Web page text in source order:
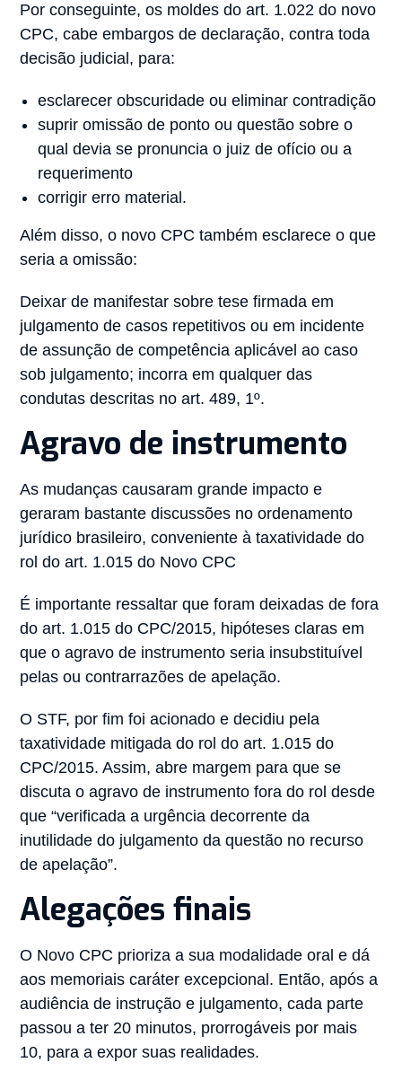
Por conseguinte, os moldes do art. 1.022 do novo
CPC, cabe embargos de declaração, contra toda
decisão judicial, para:
esclarecer obscuridade ou eliminar contradição
suprir omissão de ponto ou questão sobre o
qual devia se pronuncia o juiz de ofício ou a
requerimento
corrigir erro material.
Além disso, o novo CPC também esclarece o que
seria a omissão:
Deixar de manifestar sobre tese firmada em
julgamento de casos repetitivos ou em incidente
de assunção de competência aplicável ao caso
sob julgamento; incorra em qualquer das
condutas descritas no art. 489, 1º.
Agravo de instrumento
As mudanças causaram grande impacto e
geraram bastante discussões no ordenamento
jurídico brasileiro, conveniente à taxatividade do
rol do art. 1.015 do Novo CPC
É importante ressaltar que foram deixadas de fora
do art. 1.015 do CPC/2015, hipóteses claras em
que o agravo de instrumento seria insubstituível
pelas ou contrarrazões de apelação.
O STF, por fim foi acionado e decidiu pela
taxatividade mitigada do rol do art. 1.015 do
CPC/2015. Assim, abre margem para que se
discuta o agravo de instrumento fora do rol desde
que “verificada a urgência decorrente da
inutilidade do julgamento da questão no recurso
de apelação”.
Alegações finais
O Novo CPC prioriza a sua modalidade oral e dá
aos memoriais caráter excepcional. Então, após a
audiência de instrução e julgamento, cada parte
passou a ter 20 minutos, prorrogáveis por mais
10, para a expor suas realidades.